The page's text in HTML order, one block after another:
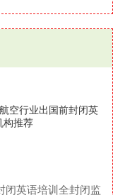
空行业出国前封闭英
构推荐
闭英语培训全封闭监